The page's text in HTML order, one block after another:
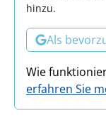
hinzu.
Als
Wie
erfahren Sie